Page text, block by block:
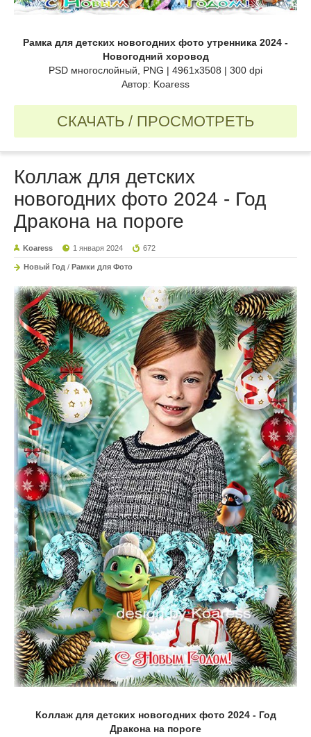
Рамка для детских новогодних фото утренника 2024 -
Новогодний хоровод
PSD многослойный, PNG | 4961x3508 | 300 dpi
Автор: Koaress
СКАЧАТЬ / ПРОСМОТРЕТЬ
Коллаж для детских
новогодних фото 2024 - Год
Дракона на пороге
Koaress 1 января 2024 672
Новый Год / Рамки для Фото
Коллаж для детских новогодних фото 2024 - Год
Дракона на пороге